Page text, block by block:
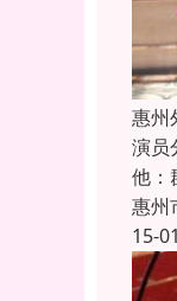
惠州
演员
他：
惠州
15-